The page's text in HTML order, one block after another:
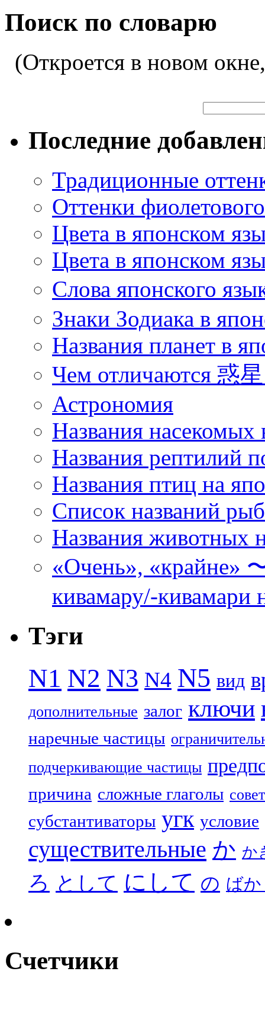
Поиск по словарю
(Откроется в новом
Последние
Традиционные
Оттенки
Цвета в японском
Цвета в японском
Слова японского
Знаки Зодиака в
Названия планет в
Чем отличаются 惑
Астрономия
Названия насекомых
Названия рептилий
Названия птиц на
Список названий
Названия животных
«Очень», «крайне»
кивамару/-кивамари
Тэги
N1 N2 N3 N4 N5 вид
дополнительные залог ключи
наречные частицы
подчеркивающие частицы
причина сложные глаголы совет
субстантиваторы угк условие
существительные か か
ろ として にして の ば
Счетчики